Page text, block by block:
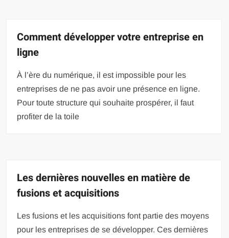
Comment développer votre entreprise en
ligne
À l’ère du numérique, il est impossible pour les
entreprises de ne pas avoir une présence en ligne.
Pour toute structure qui souhaite prospérer, il faut
profiter de la toile
Les dernières nouvelles en matière de
fusions et acquisitions
Les fusions et les acquisitions font partie des moyens
pour les entreprises de se développer. Ces dernières